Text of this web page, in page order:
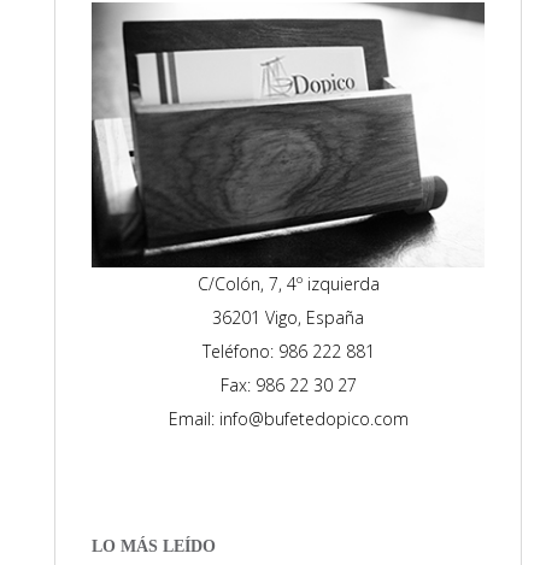
C/Colón, 7, 4º izquierda
36201 Vigo, España
Teléfono: 986 222 881
Fax: 986 22 30 27
Email: info@bufetedopico.com
LO MÁS LEÍDO